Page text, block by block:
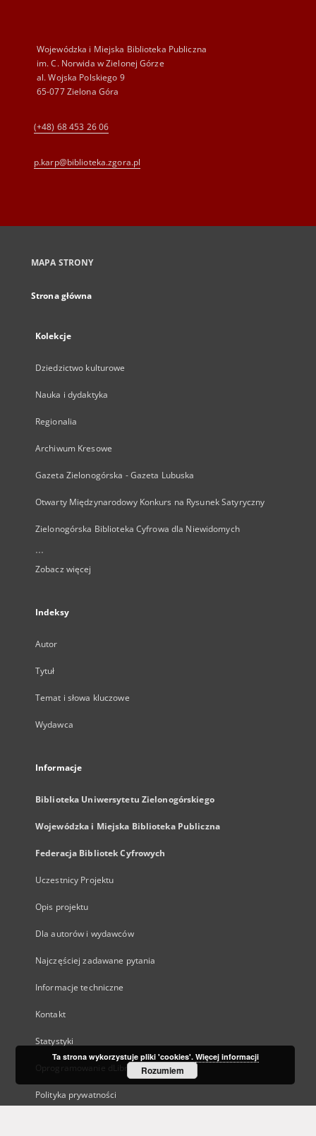
Wojewódzka i Miejska Biblioteka Publiczna
im. C. Norwida w Zielonej Górze
al. Wojska Polskiego 9
65-077 Zielona Góra
(+48) 68 453 26 06
p.karp@biblioteka.zgora.pl
MAPA STRONY
Strona główna
Kolekcje
Dziedzictwo kulturowe
Nauka i dydaktyka
Regionalia
Archiwum Kresowe
Gazeta Zielonogórska - Gazeta Lubuska
Otwarty Międzynarodowy Konkurs na Rysunek Satyryczny
Zielonogórska Biblioteka Cyfrowa dla Niewidomych
...
Zobacz więcej
Indeksy
Autor
Tytuł
Temat i słowa kluczowe
Wydawca
Informacje
Biblioteka Uniwersytetu Zielonogórskiego
Wojewódzka i Miejska Biblioteka Publiczna
Federacja Bibliotek Cyfrowych
Uczestnicy Projektu
Opis projektu
Dla autorów i wydawców
Najczęściej zadawane pytania
Informacje techniczne
Kontakt
Statystyki
Oprogramowanie dLibra
Polityka prywatności
Ta strona wykorzystuje pliki 'cookies'. Więcej informacji
Rozumiem